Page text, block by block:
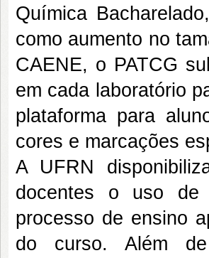
Química
como aumento no
CAENE, o PATCG
em cada laboratório
plataforma para
cores e marcações
A UFRN
docentes o uso de
processo de ensino
do curso. Além de